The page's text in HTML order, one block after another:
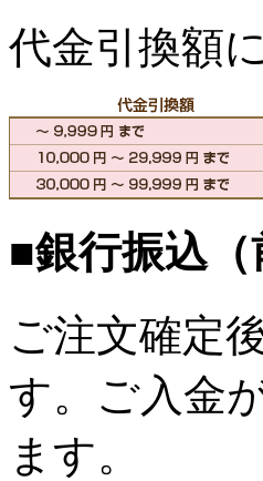
代金引換額
■銀行振込
ご注文確定
す。ご入金
ます。